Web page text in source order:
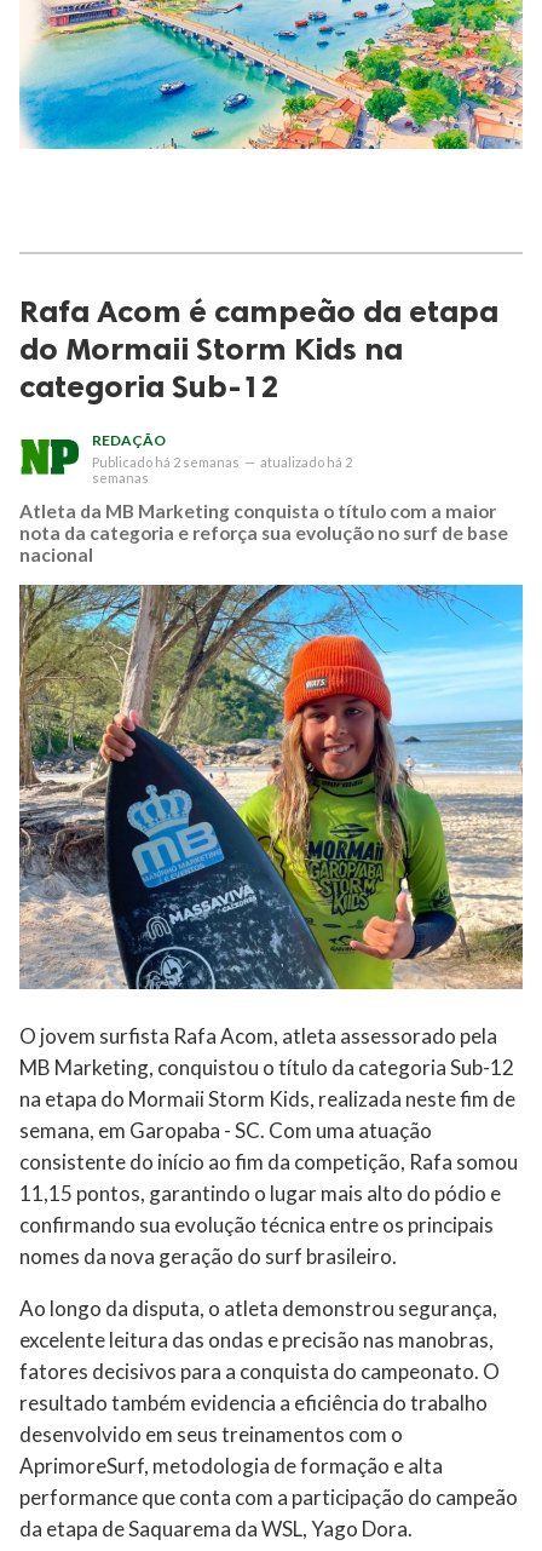
Rafa Acom é campeão da etapa
do Mormaii Storm Kids na
categoria Sub-12
REDAÇÃO
Publicado há 2 semanas — atualizado há 2
semanas
Atleta da MB Marketing conquista o título com a maior
nota da categoria e reforça sua evolução no surf de base
nacional
O jovem surfista Rafa Acom, atleta assessorado pela
MB Marketing, conquistou o título da categoria Sub-12
na etapa do Mormaii Storm Kids, realizada neste fim de
semana, em Garopaba - SC. Com uma atuação
consistente do início ao fim da competição, Rafa somou
11,15 pontos, garantindo o lugar mais alto do pódio e
confirmando sua evolução técnica entre os principais
nomes da nova geração do surf brasileiro.
Ao longo da disputa, o atleta demonstrou segurança,
excelente leitura das ondas e precisão nas manobras,
fatores decisivos para a conquista do campeonato. O
resultado também evidencia a eficiência do trabalho
desenvolvido em seus treinamentos com o
AprimoreSurf, metodologia de formação e alta
performance que conta com a participação do campeão
da etapa de Saquarema da WSL, Yago Dora.